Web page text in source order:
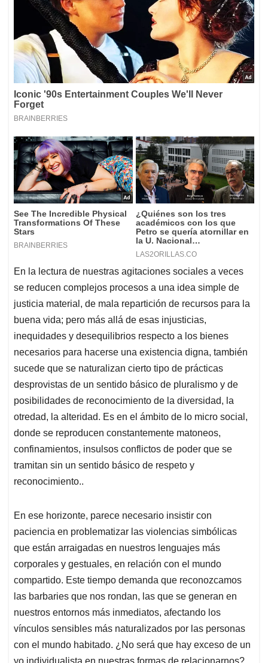
En la lectura de nuestras agitaciones sociales a veces
se reducen complejos procesos a una idea simple de
justicia material, de mala repartición de recursos para la
buena vida; pero más allá de esas injusticias,
inequidades y desequilibrios respecto a los bienes
necesarios para hacerse una existencia digna, también
sucede que se naturalizan cierto tipo de prácticas
desprovistas de un sentido básico de pluralismo y de
posibilidades de reconocimiento de la diversidad, la
otredad, la alteridad. Es en el ámbito de lo micro social,
donde se reproducen constantemente matoneos,
confinamientos, insulsos conflictos de poder que se
tramitan sin un sentido básico de respeto y
reconocimiento..
En ese horizonte, parece necesario insistir con
paciencia en problematizar las violencias simbólicas
que están arraigadas en nuestros lenguajes más
corporales y gestuales, en relación con el mundo
compartido. Este tiempo demanda que reconozcamos
las barbaries que nos rondan, las que se generan en
nuestros entornos más inmediatos, afectando los
vínculos sensibles más naturalizados por las personas
con el mundo habitado. ¿No será que hay exceso de un